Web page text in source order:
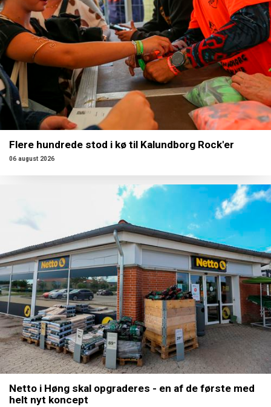
Flere hundrede stod i kø til Kalundborg Rock'er
06 august 2026
Netto i Høng skal opgraderes - en af de første med
helt nyt koncept